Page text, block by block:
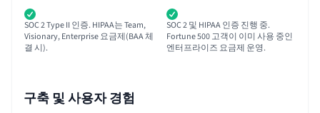
SOC 2 Type II 인증. HIPAA는 Team,
Visionary, Enterprise 요금제(BAA 체
결 시).
SOC 2 및 HIPAA 인증 진행 중.
Fortune 500 고객이 이미 사용 중인
엔터프라이즈 요금제 운영.
구축 및 사용자 경험